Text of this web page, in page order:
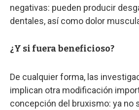
negativas: pueden producir
dentales, así como dolor
¿Y si fuera beneficioso?
De cualquier forma, las
implican otra modificación
concepción del bruxismo: ya no